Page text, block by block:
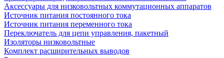
Аксессуары для низковольтных коммутационных аппаратов
Источник питания постоянного тока
Источник питания переменного тока
Переключатель для цепи управления, пакетный
Изоляторы низковольтные
Комплект расширительных выводов